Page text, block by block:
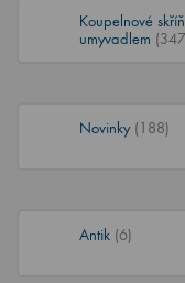
Koupelnové
umyvadlem
Novinky (188)
Antik (6)